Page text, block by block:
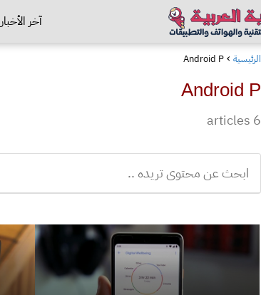
آخر الأخبار
الرئيسية Android P
Android P
6 articles